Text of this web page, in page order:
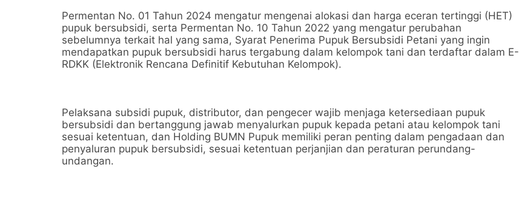
Permentan No. 01 Tahun 2024 mengatur mengenai alokasi dan harga eceran tertinggi (HET)
pupuk bersubsidi, serta Permentan No. 10 Tahun 2022 yang mengatur perubahan
sebelumnya terkait hal yang sama, Syarat Penerima Pupuk Bersubsidi Petani yang ingin
mendapatkan pupuk bersubsidi harus tergabung dalam kelompok tani dan terdaftar dalam E-
RDKK (Elektronik Rencana Definitif Kebutuhan Kelompok).
Pelaksana subsidi pupuk, distributor, dan pengecer wajib menjaga ketersediaan pupuk
bersubsidi dan bertanggung jawab menyalurkan pupuk kepada petani atau kelompok tani
sesuai ketentuan, dan Holding BUMN Pupuk memiliki peran penting dalam pengadaan dan
penyaluran pupuk bersubsidi, sesuai ketentuan perjanjian dan peraturan perundang-
undangan.